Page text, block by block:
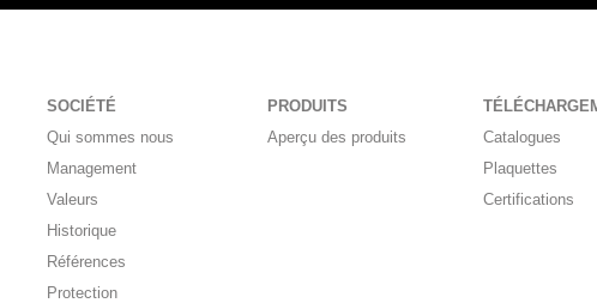
SOCIÉTÉ
Qui sommes nous
Management
Valeurs
Historique
Références
Protection
PRODUITS
Aperçu des produits
Catalogues
Plaquettes
Certifications